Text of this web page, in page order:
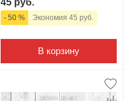
- 50 % Экономия 45 руб.
В корзину